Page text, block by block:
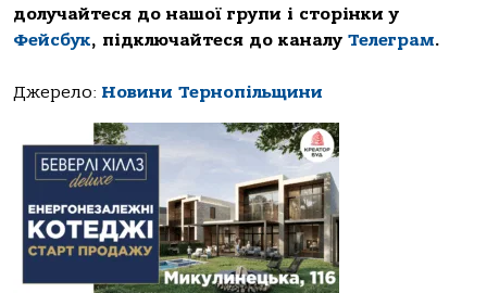
долучайтеся до нашої групи і сторінки у
Фейсбук, підключайтеся до каналу Телеграм.
Джерело: Новини Тернопільщини